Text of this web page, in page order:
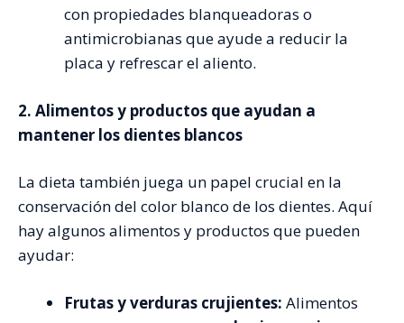
con propiedades blanqueadoras o
antimicrobianas que ayude a reducir la
placa y refrescar el aliento.
2. Alimentos y productos que ayudan a
mantener los dientes blancos
La dieta también juega un papel crucial en la
conservación del color blanco de los dientes. Aquí
hay algunos alimentos y productos que pueden
ayudar:
Frutas y verduras crujientes: Alimentos